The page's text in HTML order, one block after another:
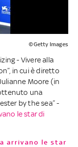
©Getty Images
- Vivere alla
in cui è diretto
Moore (in
una
by the sea” -
le star di